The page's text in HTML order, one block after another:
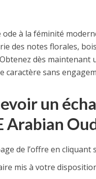
ode à la féminité
des notes florales,
dès
caractère sans
un
Arabian
de l’offre en
mis à votre